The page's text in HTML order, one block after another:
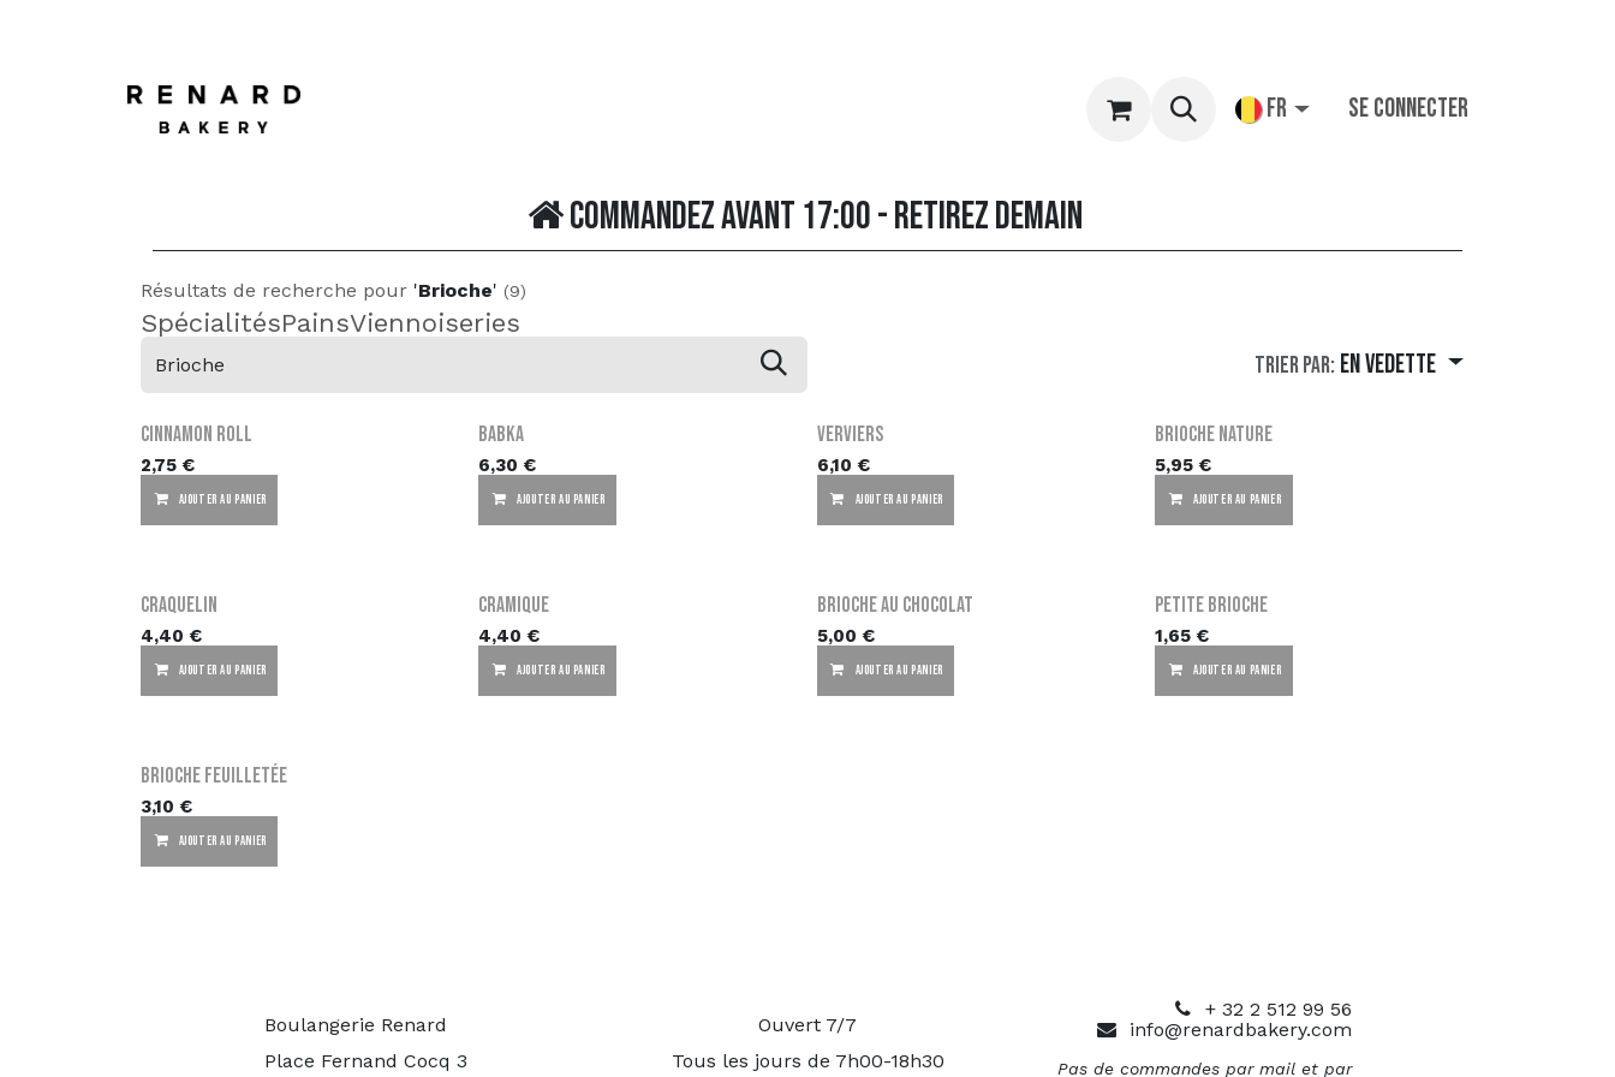
commander en ligne FR Se connecter
Commandez avant 17:00 - retirez demain
Résultats de recherche pour 'Brioche' (9)
SpécialitésPainsViennoiseries
Trier par: En vedette
Cinnamon Roll
2,75 €
AJOUTER AU PANIER
Babka
6,30 €
AJOUTER AU PANIER
Verviers
6,10 €
AJOUTER AU PANIER
Brioche Nature
5,95 €
AJOUTER AU PANIER
Craquelin
4,40 €
AJOUTER AU PANIER
Cramique
4,40 €
AJOUTER AU PANIER
Brioche au Chocolat
5,00 €
AJOUTER AU PANIER
Petite brioche
1,65 €
AJOUTER AU PANIER
Brioche Feuilletée
3,10 €
AJOUTER AU PANIER
Boulangerie Renard
Place Fernand Cocq 3
+ 32 2 512 99 56
info@renardbakery.com
Pas de commandes par mail et par
Ouvert 7/7
Tous les jours de 7h00-18h30